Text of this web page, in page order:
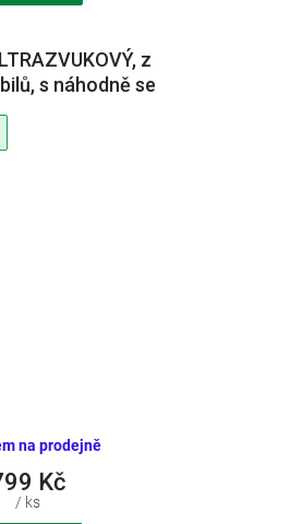
z
s náhodně se
zvukem
na prodejně
Kč
/ ks